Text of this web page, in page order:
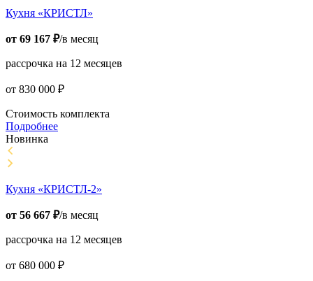
Кухня «КРИСТЛ»
от 69 167 ₽/в месяц
рассрочка на 12 месяцев
от 830 000 ₽
Стоимость комплекта
Подробнее
Новинка
Кухня «КРИСТЛ-2»
от 56 667 ₽/в месяц
рассрочка на 12 месяцев
от 680 000 ₽